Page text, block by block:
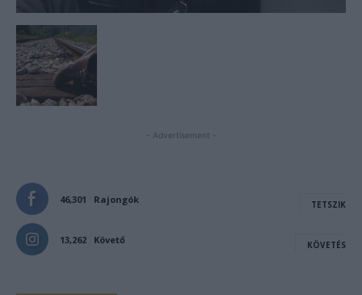
- Advertisement -
46,301 Rajongók TETSZIK
13,262 Követő KÖVETÉS